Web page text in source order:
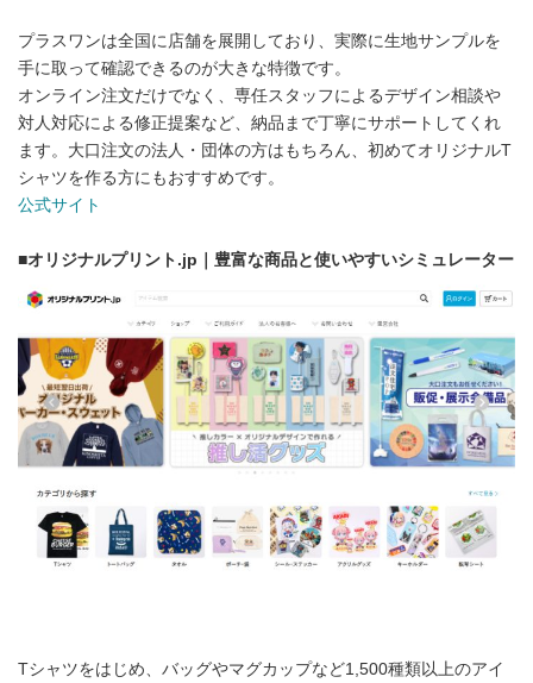
プラスワンは全国に店舗を展開しており、実際に生地サンプルを
手に取って確認できるのが大きな特徴です。
オンライン注文だけでなく、専任スタッフによるデザイン相談や
対人対応による修正提案など、納品まで丁寧にサポートしてくれ
ます。大口注文の法人・団体の方はもちろん、初めてオリジナルT
シャツを作る方にもおすすめです。
公式サイト
■オリジナルプリント.jp｜豊富な商品と使いやすいシミュレーター
Tシャツをはじめ、バッグやマグカップなど1,500種類以上のアイ